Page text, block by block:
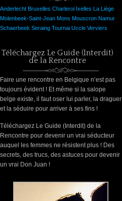
Anderlecht Bruxelles Charleroi Ixelles La Liège
Molenbeek-Saint-Jean Mons Mouscron Namur
Schaerbeek Seraing Tournai Uccle Verviers
Téléchargez Le Guide (Interdit)
de la Rencontre
Faire une rencontre en Belgique n’est pas
toujours évident ! Et même si la salope
belge existe, il faut oser lui parler, la draguer
et la séduire pour arriver à ses fins !
Téléchargez Le Guide (Interdit) de la
Rencontre pour devenir un vrai séducteur
auquel les femmes ne résistent plus ! Des
secrets, des trucs, des astuces pour devenir
un vrai Don Juan !